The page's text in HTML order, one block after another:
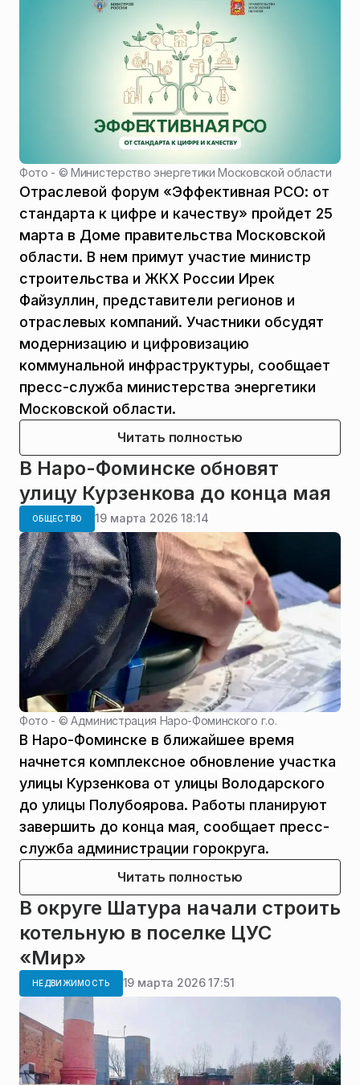
Фото - ©Министерство энергетики Московской области
Отраслевой форум «Эффективная РСО: от
стандарта к цифре и качеству» пройдет 25
марта в Доме правительства Московской
области. В нем примут участие министр
строительства и ЖКХ России Ирек
Файзуллин, представители регионов и
отраслевых компаний. Участники обсудят
модернизацию и цифровизацию
коммунальной инфраструктуры, сообщает
пресс-служба министерства энергетики
Московской области.
Читать полностью
В Наро-Фоминске обновят
улицу Курзенкова до конца мая
ОБЩЕСТВО 19 марта 2026 18:14
Фото - ©Администрация Наро-Фоминского г.о.
В Наро-Фоминске в ближайшее время
начнется комплексное обновление участка
улицы Курзенкова от улицы Володарского
до улицы Полубоярова. Работы планируют
завершить до конца мая, сообщает пресс-
служба администрации горокруга.
Читать полностью
В округе Шатура начали строить
котельную в поселке ЦУС
«Мир»
НЕДВИЖИМОСТЬ 19 марта 2026 17:51